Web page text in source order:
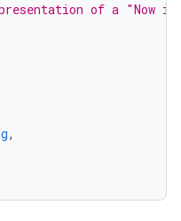
of a "Now in
,